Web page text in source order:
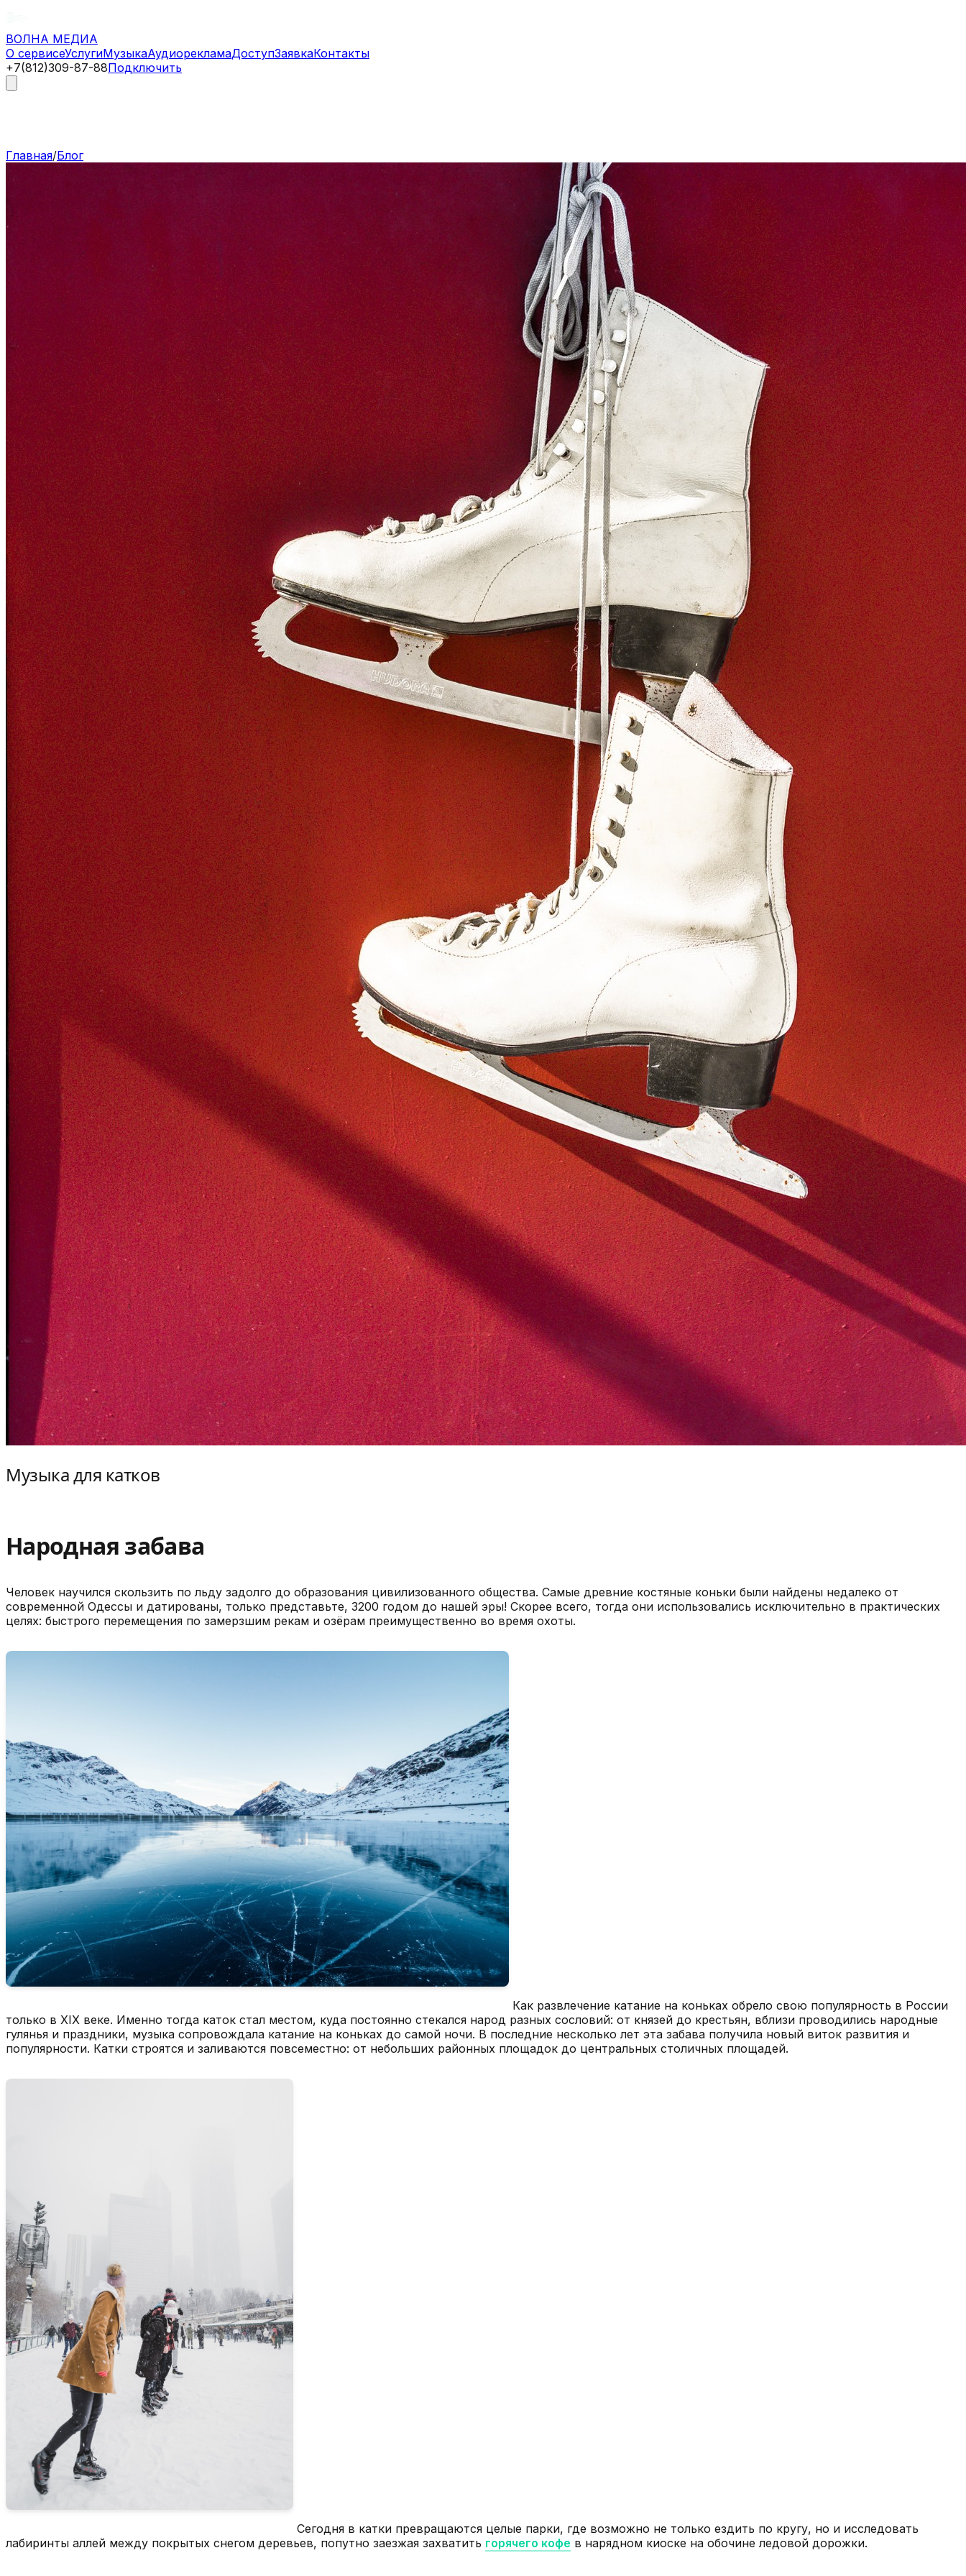
ВОЛНА МЕДИА
О сервисеУслугиМузыкаАудиорекламаДоступЗаявкаКонтакты
+7(812)309-87-88Подключить
Главная/Блог
Музыка для катков
Народная забава
Человек научился скользить по льду задолго до образования цивилизованного общества. Самые древние костяные коньки были найдены недалеко от
современной Одессы и датированы, только представьте, 3200 годом до нашей эры! Скорее всего, тогда они использовались исключительно в практических
целях: быстрого перемещения по замерзшим рекам и озёрам преимущественно во время охоты.
Как развлечение катание на коньках обрело свою популярность в России
только в XIX веке. Именно тогда каток стал местом, куда постоянно стекался народ разных сословий: от князей до крестьян, вблизи проводились народные
гулянья и праздники, музыка сопровождала катание на коньках до самой ночи. В последние несколько лет эта забава получила новый виток развития и
популярности. Катки строятся и заливаются повсеместно: от небольших районных площадок до центральных столичных площадей.
Сегодня в катки превращаются целые парки, где возможно не только ездить по кругу, но и исследовать
лабиринты аллей между покрытых снегом деревьев, попутно заезжая захватить горячего кофе в нарядном киоске на обочине ледовой дорожки.